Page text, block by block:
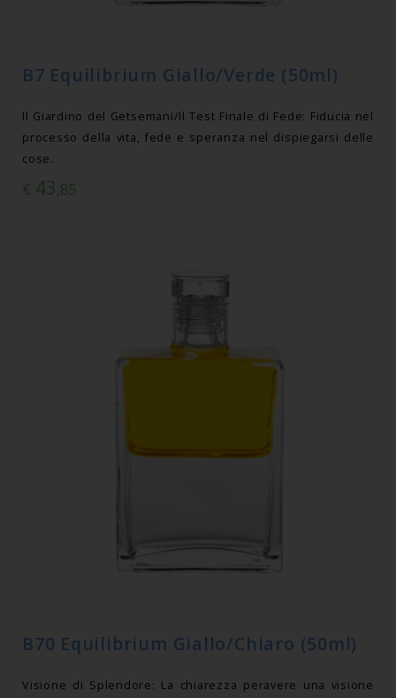
B7 Equilibrium Giallo/Verde (50ml)
Il Giardino del Getsemani/Il Test Finale di Fede: Fiducia nel
processo della vita, fede e speranza nel dispiegarsi delle
cose.
€ 43,85
B70 Equilibrium Giallo/Chiaro (50ml)
Visione di Splendore: La chiarezza peravere una visione